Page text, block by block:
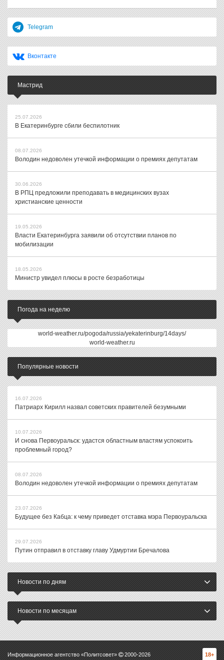
Telegram
Вконтакте
Мастрид
25.07.2026
В Екатеринбурге сбили беспилотник
08.07.2026
Володин недоволен утечкой информации о премиях депутатам
30.06.2026
В РПЦ предложили преподавать в медицинских вузах
христианские ценности
19.05.2026
Власти Екатеринбурга заявили об отсутствии планов по
мобилизации
18.05.2026
Министр увидел плюсы в росте безработицы
Погода на неделю
world-weather.ru/pogoda/russia/yekaterinburg/14days/
world-weather.ru
Популярные новости
16.07.2026
Патриарх Кирилл назвал советских правителей безумными
10.07.2026
И снова Первоуральск: удастся областным властям успокоить
проблемный город?
08.07.2026
Володин недоволен утечкой информации о премиях депутатам
23.07.2026
Будущее без Кабца: к чему приведет отставка мэра Первоуральска
29.07.2026
Путин отправил в отставку главу Удмуртии Бречалова
Новости по дням
Новости по месяцам
Информационное агентство «Политсовет» 2000-2026
18+